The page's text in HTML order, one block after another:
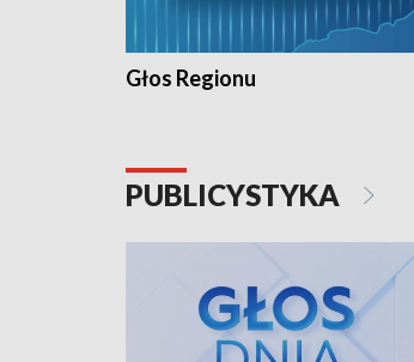
Głos Regionu
PUBLICYSTYKA